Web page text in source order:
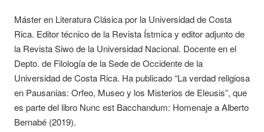
Máster en Literatura Clásica por la Universidad de Costa
Rica. Editor técnico de la Revista Ístmica y editor adjunto de
la Revista Siwo de la Universidad Nacional. Docente en el
Depto. de Filología de la Sede de Occidente de la
Universidad de Costa Rica. Ha publicado “La verdad religiosa
en Pausanias: Orfeo, Museo y los Misterios de Eleusis”, que
es parte del libro Nunc est Bacchandum: Homenaje a Alberto
Bernabé (2019).